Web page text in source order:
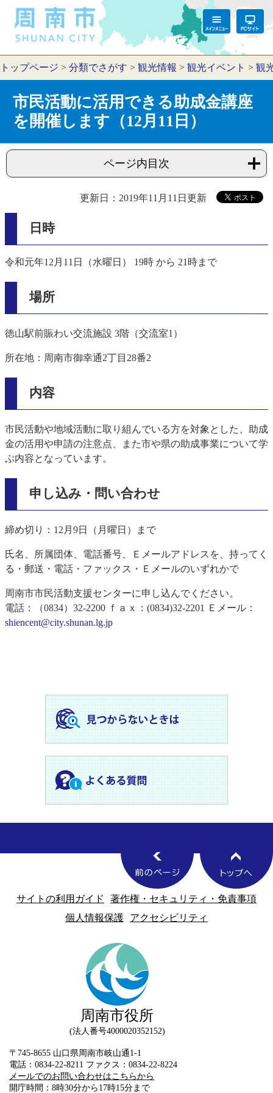
トップページ > 分類でさがす > 観光情報 > 観光イベント > 観
市民活動に活用できる助成金講座
を開催します（12月11日）
ページ内目次
更新日：2019年11月11日更新
日時
令和元年12月11日（水曜日） 19時 から 21時まで
場所
徳山駅前賑わい交流施設 3階（交流室1）
所在地：周南市御幸通2丁目28番2
内容
市民活動や地域活動に取り組んでいる方を対象とした、助成
金の活用や申請の注意点、また市や県の助成事業について学
ぶ内容となっています。
申し込み・問い合わせ
締め切り：12月9日（月曜日）まで
氏名、所属団体、電話番号、Ｅメールアドレスを、持ってく
る・郵送・電話・ファックス・Ｅメールのいずれかで
周南市市民活動支援センターに申し込んでください。
電話：（0834）32-2200 ｆａｘ：(0834)32-2201 Ｅメール：
shiencent@city.shunan.lg.jp
サイトの利用ガイド
著作権・セキュリティ・免責事項
個人情報保護
アクセシビリティ
周南市役所
法人番号4000020352152
〒745-8655 山口県周南市岐山通1-1
電話：0834-22-8211 ファクス：0834-22-8224
メールでのお問い合わせはこちらから
開庁時間：8時30分から17時15分まで